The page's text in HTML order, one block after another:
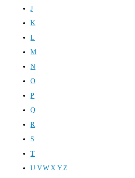
J
K
L
M
N
O
P
Q
R
S
T
U.V.W.X.Y.Z